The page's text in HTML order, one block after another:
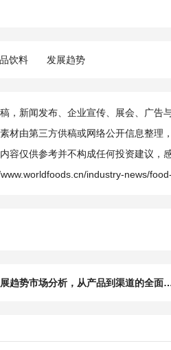
饮料 发展趋势
，新闻发布、企业宣传、展会、广告
材由第三方供稿或网络公开信息整
容仅供参考并不构成任何投资建议，
industry-news/
势市场分析，从产品到渠道的全面价值升级